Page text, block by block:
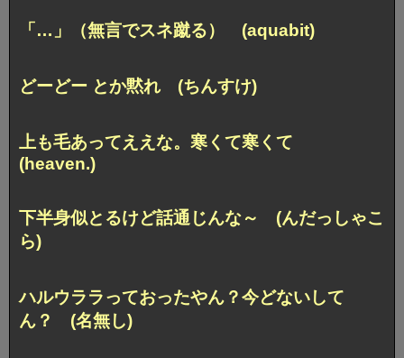
「…」（無言でスネ蹴る） (aquabit)
どーどー とか黙れ (ちんすけ)
上も毛あってええな。寒くて寒くて
(heaven.)
下半身似とるけど話通じんな～ (んだっしゃこ
ら)
ハルウララっておったやん？今どないして
ん？ (名無し)